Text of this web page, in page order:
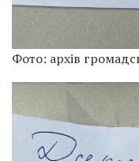
Фото: архів